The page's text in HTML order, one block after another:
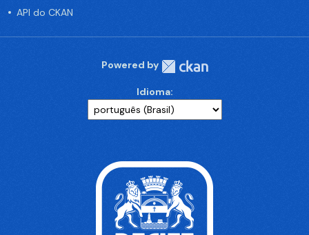
API do CKAN
Powered by
Idioma